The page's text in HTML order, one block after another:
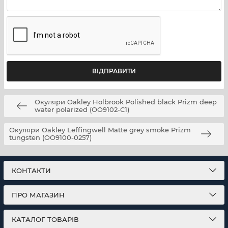
відпочинку. Якщо Вам потрібна інша конфігурація лінз
(наприклад, інше Prizm-тонування або варіант без
поляризації) — обирайте відповідний SKU при
Догляд і зберігання
Зберігайте окуляри в футлярі; очищуйте лінзи м’якою
мікрофіброю або спеціальними засобами для оптики;
уникайте абразивних матеріалів і агресивної хімії.
Окуляри Oakley Holbrook Polished black Prizm deep
water polarized (OO9102-C1)
Окуляри Oakley Leffingwell Matte grey smoke Prizm
tungsten (OO9100-0257)
КОНТАКТИ
ПРО МАГАЗИН
КАТАЛОГ ТОВАРІВ